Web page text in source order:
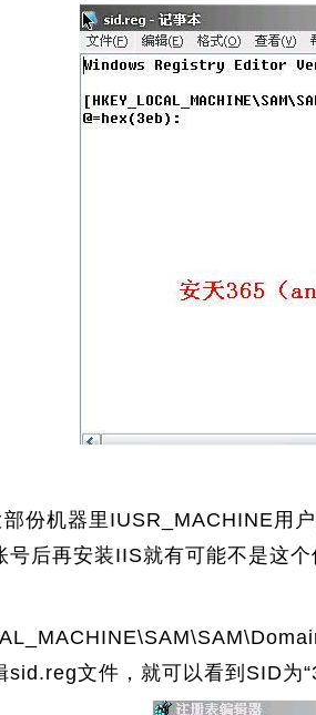
份机器里IUSR_MACHINE用
号后再安装IIS就有可能不是这
sid.reg文件，就可以看到SID为